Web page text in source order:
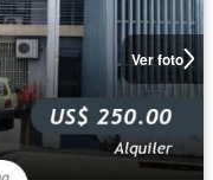
Ver foto